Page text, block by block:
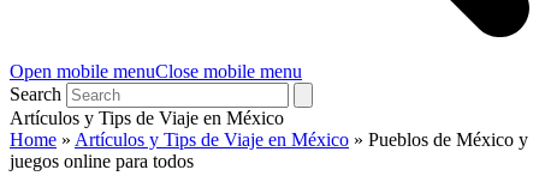
Open mobile menuClose mobile menu
Search
Artículos y Tips de Viaje en México
Home » Artículos y Tips de Viaje en México » Pueblos de México y
juegos online para todos